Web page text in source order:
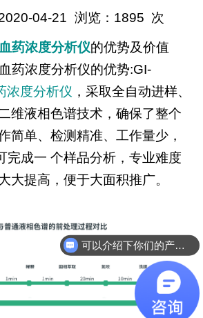
04-21 浏览： 1895 次
血药浓度分析仪的优势及价值
药浓度分析仪的优势:GI-
浓度分析仪 ，采取全自动进样、
维液相色谱技术，确保了整个
简单、检测精准、工作量少，
完成一 个样品分析，专业难度
大提高，便于大面积推广。
可以介绍下你们的产品么